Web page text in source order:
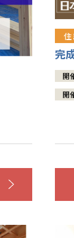
完
開
開